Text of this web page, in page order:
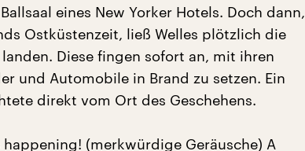
eines New Yorker Hotels. Doch dann,
Ostküstenzeit, ließ Welles plötzlich die
Diese fingen sofort an, mit ihren
und Automobile in Brand zu setzen. Ein
direkt vom Ort des Geschehens.
(merkwürdige Geräusche) A